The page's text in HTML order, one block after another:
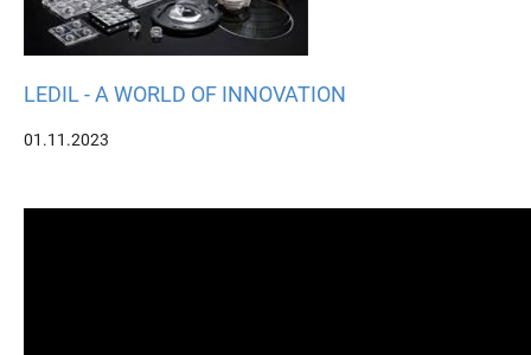
LEDIL - A WORLD OF INNOVATION
01.11.2023